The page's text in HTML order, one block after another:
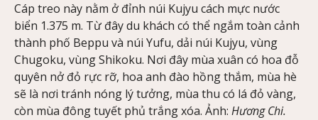
Cáp treo này nằm ở đỉnh núi Kujyu cách mực nước
biển 1.375 m. Từ đây du khách có thể ngắm toàn cảnh
thành phố Beppu và núi Yufu, dải núi Kujyu, vùng
Chugoku, vùng Shikoku. Nơi đây mùa xuân có hoa đỗ
quyên nở đỏ rực rỡ, hoa anh đào hồng thắm, mùa hè
sẽ là nơi tránh nóng lý tưởng, mùa thu có lá đỏ vàng,
còn mùa đông tuyết phủ trắng xóa. Ảnh: Hương Chi.